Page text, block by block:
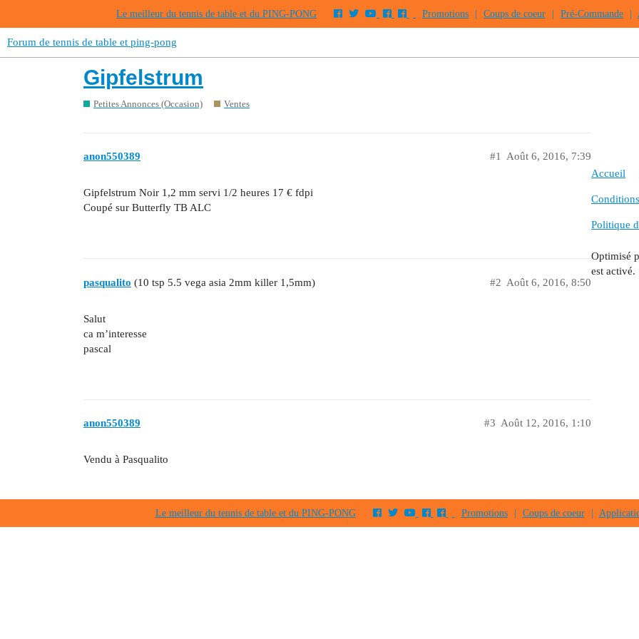
Le meilleur du tennis de table et du PING-PONG Promotions Coups de coeur Pré-Commande
Forum de tennis de table et ping-pong
Gipfelstrum
Petites Annonces (Occasion) Ventes
anon550389 Août 6, 2016, 7:39
#1
Gipfelstrum Noir 1,2 mm servi 1/2 heures 17 € fdpi
Coupé sur Butterfly TB ALC
pasqualito (10 tsp 5.5 vega asia 2mm killer 1,5mm) Août 6, 2016, 8:50
#2
Salut
ca m’interesse
pascal
anon550389 Août 12, 2016, 1:10
#3
Vendu à Pasqualito
Accueil
Politique
Optimisé
est activé.
Le meilleur du tennis de table et du PING-PONG Promotions Coups de coeur